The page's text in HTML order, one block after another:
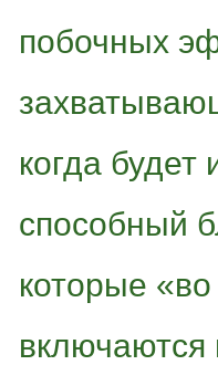
побочных
когда будет
способный
которые
включаются